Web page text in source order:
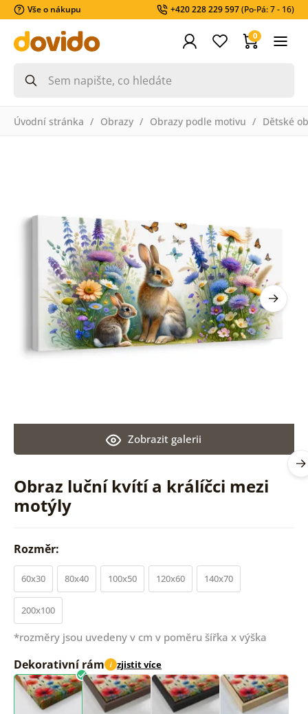
Vše o nákupu +420 228 229 597(Po-Pá: 7 - 16)
0
Úvodní stránka Obrazy Obrazy podle motivu Dětské
Obraz luční kvítí a králíčci mezi
motýly
Zobrazit galerii
Rozměr:
60x30 80x40 100x50 120x60 140x70
200x100
*rozměry jsou uvedeny v cm v poměru šířka x výška
Dekorativní rám i zjistit více